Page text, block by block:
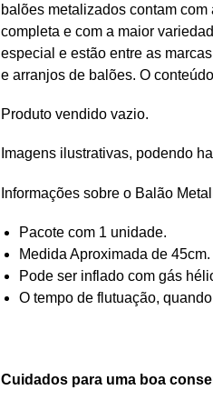
balões metalizados contam
completa e com a maior
especial e estão entre as
e arranjos de balões. O
Produto vendido vazio.
Imagens ilustrativas, podendo
Informações sobre o Balão
Pacote com 1 unidade.
Medida Aproximada de 45cm.
Pode ser inflado com gás
O tempo de flutuação,
Cuidados para uma boa